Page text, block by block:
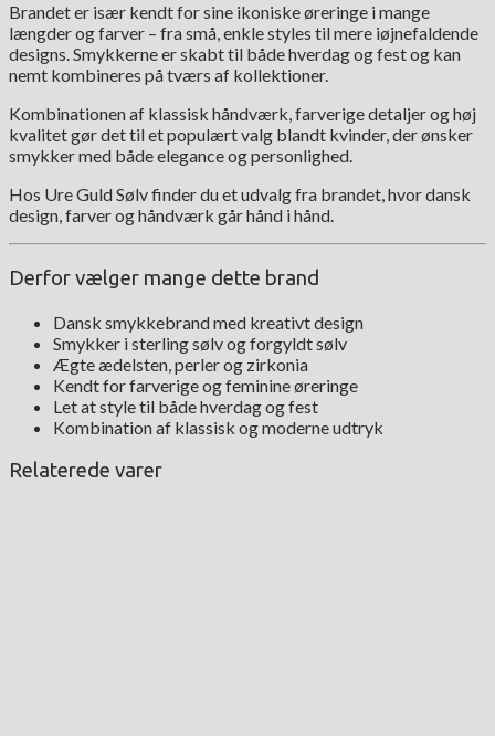
Brandet er især kendt for sine ikoniske øreringe i mange
længder og farver – fra små, enkle styles til mere iøjnefaldende
designs. Smykkerne er skabt til både hverdag og fest og kan
nemt kombineres på tværs af kollektioner.
Kombinationen af klassisk håndværk, farverige detaljer og høj
kvalitet gør det til et populært valg blandt kvinder, der ønsker
smykker med både elegance og personlighed.
Hos Ure Guld Sølv finder du et udvalg fra brandet, hvor dansk
design, farver og håndværk går hånd i hånd.
Derfor vælger mange dette brand
Dansk smykkebrand med kreativt design
Smykker i sterling sølv og forgyldt sølv
Ægte ædelsten, perler og zirkonia
Kendt for farverige og feminine øreringe
Let at style til både hverdag og fest
Kombination af klassisk og moderne udtryk
Relaterede varer